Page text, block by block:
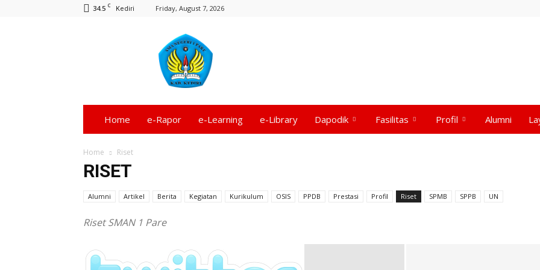
34.5 C Kediri Friday, August 7, 2026
–
Kediri
Home e-Rapor e-Learning e-Library Dapodik Fasilitas Profil Alumni
Home Riset
RISET
Alumni Artikel Berita Kegiatan Kurikulum OSIS PPDB Prestasi Profil Riset SPMB SPPB UN
Riset SMAN 1 Pare